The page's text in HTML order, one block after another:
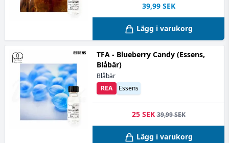
39,99 SEK
Lägg i varukorg
TFA - Blueberry Candy (Essens,
Blåbär)
Blåbär
Essens
REA
25 SEK 39,99 SEK
Lägg i varukorg